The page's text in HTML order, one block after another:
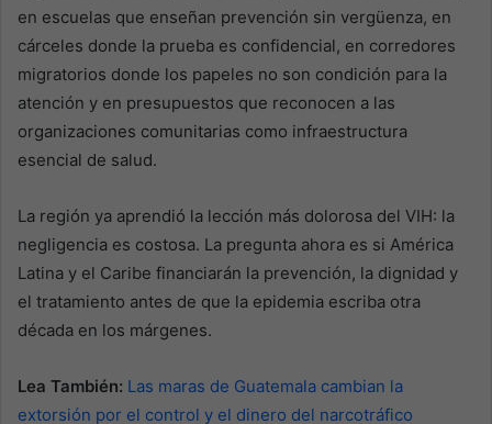
en escuelas que enseñan prevención sin vergüenza, en
cárceles donde la prueba es confidencial, en corredores
migratorios donde los papeles no son condición para la
atención y en presupuestos que reconocen a las
organizaciones comunitarias como infraestructura
esencial de salud.
La región ya aprendió la lección más dolorosa del VIH: la
negligencia es costosa. La pregunta ahora es si América
Latina y el Caribe financiarán la prevención, la dignidad y
el tratamiento antes de que la epidemia escriba otra
década en los márgenes.
Lea También: Las maras de Guatemala cambian la
extorsión por el control y el dinero del narcotráfico